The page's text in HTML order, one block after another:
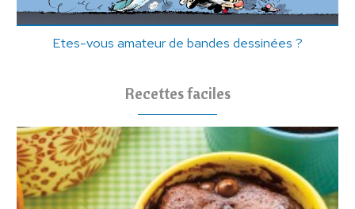
Etes-vous amateur de bandes dessinées ?
Recettes faciles